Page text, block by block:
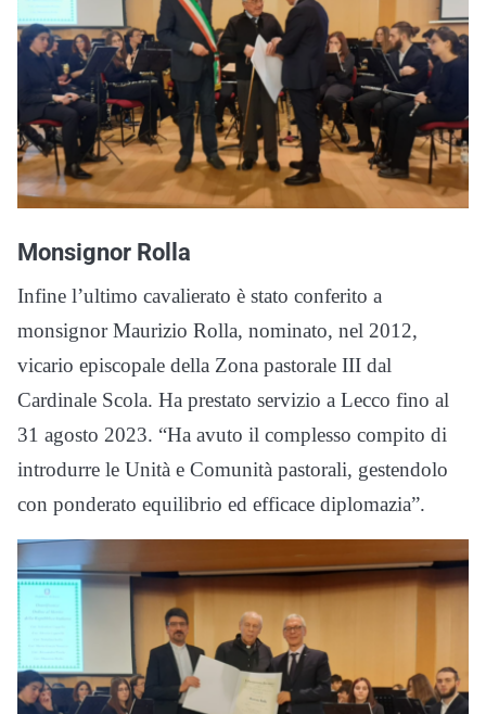
Monsignor Rolla
Infine l’ultimo cavalierato è stato conferito a
monsignor Maurizio Rolla, nominato, nel 2012,
vicario episcopale della Zona pastorale III dal
Cardinale Scola. Ha prestato servizio a Lecco fino al
31 agosto 2023. “Ha avuto il complesso compito di
introdurre le Unità e Comunità pastorali, gestendolo
con ponderato equilibrio ed efficace diplomazia”.